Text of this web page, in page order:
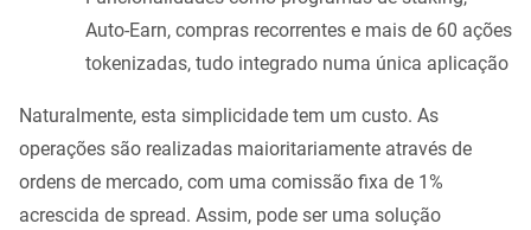
Auto-Earn, compras recorrentes e mais de 60 ações
tokenizadas, tudo integrado numa única aplicação
Naturalmente, esta simplicidade tem um custo. As
operações são realizadas maioritariamente através de
ordens de mercado, com uma comissão fixa de 1%
acrescida de spread. Assim, pode ser uma solução